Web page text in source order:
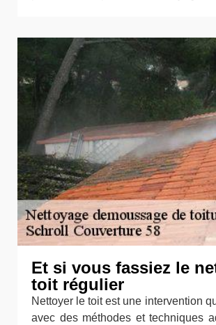
Et si vous fassiez le
toit régulier
Nettoyer le toit est une intervention
avec des méthodes et techniques